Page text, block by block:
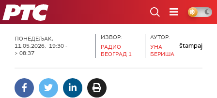
РТС
ПОНЕДЕЉАК,
11.05.2026, 19:30 -
> 08:37
ИЗВОР:
РАДИО
БЕОГРАД 1
АУТОР:
УНА
БЕРИША
štampaj